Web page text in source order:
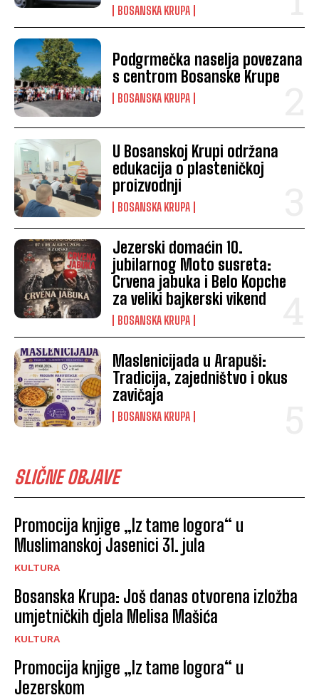
BOSANSKA KRUPA
Podgrmečka naselja povezana
s centrom Bosanske Krupe
BOSANSKA KRUPA
U Bosanskoj Krupi održana
edukacija o plasteničkoj
proizvodnji
BOSANSKA KRUPA
Jezerski domaćin 10.
jubilarnog Moto susreta:
Crvena jabuka i Belo Kopche
za veliki bajkerski vikend
BOSANSKA KRUPA
Maslenicijada u Arapuši:
Tradicija, zajedništvo i okus
zavičaja
BOSANSKA KRUPA
SLIČNE OBJAVE
Promocija knjige „Iz tame logora“ u
Muslimanskoj Jasenici 31. jula
KULTURA
Bosanska Krupa: Još danas otvorena izložba
umjetničkih djela Melisa Mašića
KULTURA
Promocija knjige „Iz tame logora“ u
Jezerskom